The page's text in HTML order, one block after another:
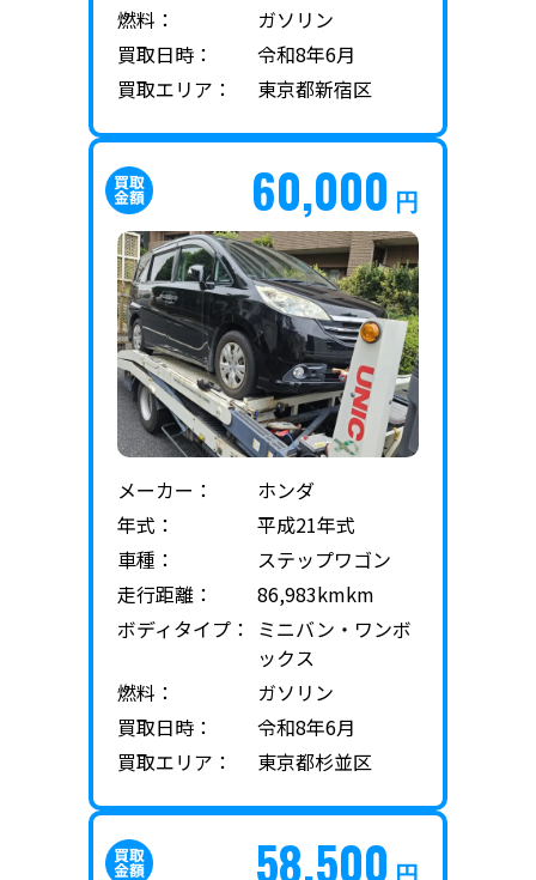
燃料：
ガソリン
買取日時：
令和8年6月
買取エリア：
東京都新宿区
60,000 円
メーカー：
ホンダ
年式：
平成21年式
車種：
ステップワゴン
走行距離：
86,983kmkm
ボディタイプ： ミニバン・ワンボ
ックス
燃料：
ガソリン
買取日時：
令和8年6月
買取エリア：
東京都杉並区
58,500 円